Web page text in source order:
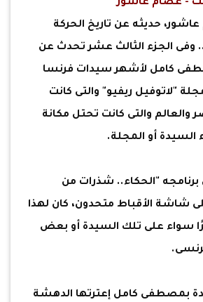
- عصام عاشور
حديثه عن تاريخ الحركة
وفى الجزء الثالث عشر تحدث عن
كامل لأشهر سيدات فرنسا
"لاتوفيل ريفيو" والتى كانت
والعالم والتى كانت تحتل مكانة
السيدة أو المجلة.
برنامجه "الحكاء.. شذرات من
شاشة الأقباط متحدون، كان لهذا
سواء على تلك السيدة أو بعض
بمصطفى كامل إعترتها الدهشة